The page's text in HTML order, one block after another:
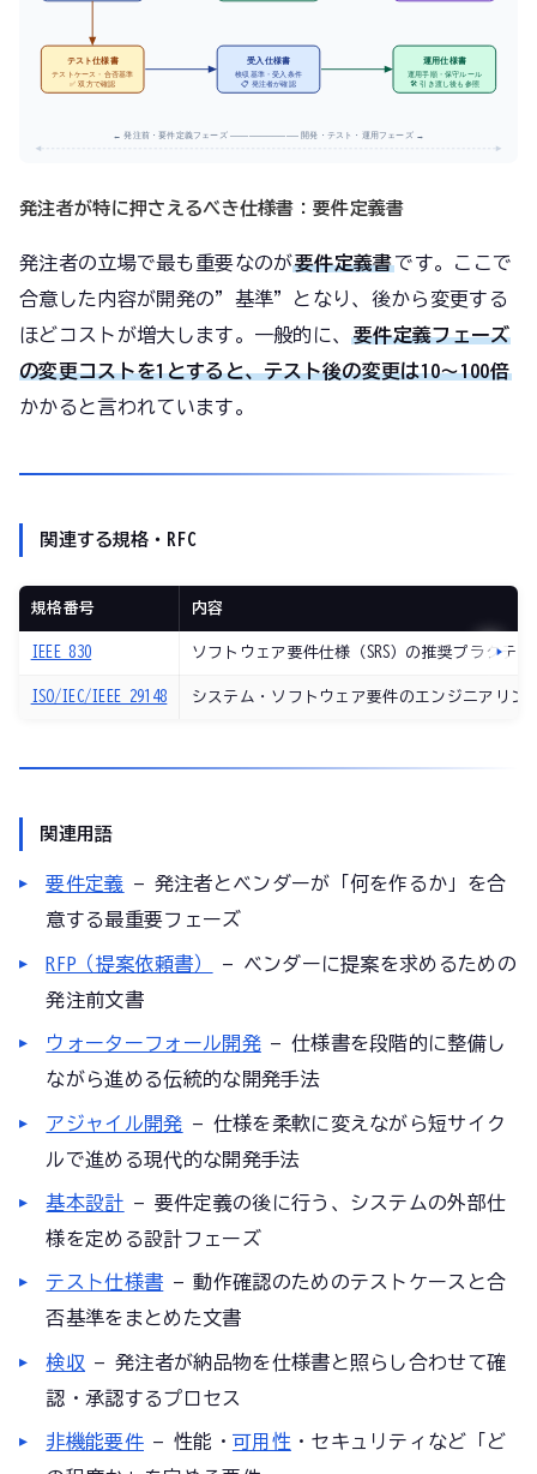
テスト仕様書
テストケース・合否基準
✅ 双方で確認
受入仕様書
検収基準・受入条件
📋 発注者が確認
運用仕様書
運用手順・保守ルール
🛠️ 引き渡し後も参照
← 発注前・要件定義フェーズ ─────────── 開発・テスト・運用フェーズ →
発注者が特に押さえるべき仕様書：要件定義書
発注者の立場で最も重要なのが要件定義書です。ここで
合意した内容が開発の”基準”となり、後から変更する
ほどコストが増大します。一般的に、要件定義フェーズ
の変更コストを1とすると、テスト後の変更は10〜100倍
かかると言われています。
関連する規格・RFC
規格番号 内容
IEEE 830 ソフトウェア要件仕様（SRS）の推奨プラクテ
ISO/IEC/IEEE 29148 システム・ソフトウェア要件のエンジニアリン
関連用語
要件定義 — 発注者とベンダーが「何を作るか」を合
意する最重要フェーズ
RFP（提案依頼書）
— ベンダーに提案を求めるための
発注前文書
ウォーターフォール開発— 仕様書を段階的に整備し
ながら進める伝統的な開発手法
アジャイル開発 — 仕様を柔軟に変えながら短サイク
ルで進める現代的な開発手法
基本設計 — 要件定義の後に行う、システムの外部仕
様を定める設計フェーズ
テスト仕様書 — 動作確認のためのテストケースと合
否基準をまとめた文書
検収 — 発注者が納品物を仕様書と照らし合わせて確
認・承認するプロセス
非機能要件 — 性能・ 可用性 ・セキュリティなど「ど